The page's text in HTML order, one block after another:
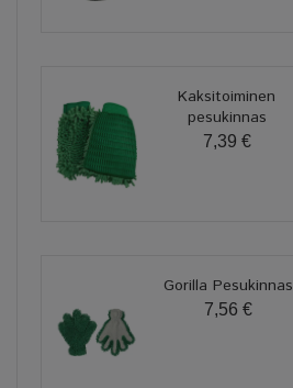
Kaksitoiminen
pesukinnas
7,39 €
Gorilla Pesukinnas
7,56 €